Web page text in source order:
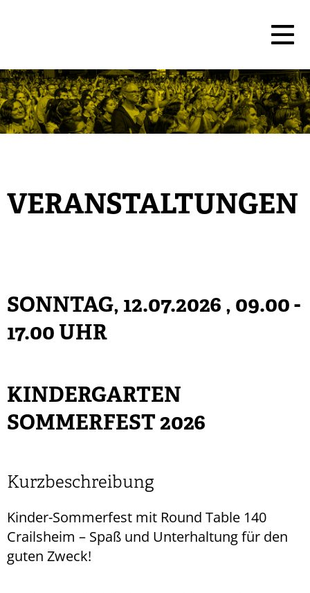
VERANSTALTUNGEN
SONNTAG, 12.07.2026 , 09.00 -
17.00 UHR
KINDERGARTEN
SOMMERFEST 2026
Kurzbeschreibung
Kinder-Sommerfest mit Round Table 140
Crailsheim – Spaß und Unterhaltung für den
guten Zweck!